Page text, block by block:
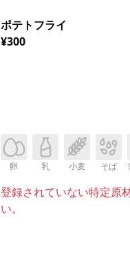
ポテトフライ
¥300
卵 乳 小麦 そば
登録されていない特定原
い。